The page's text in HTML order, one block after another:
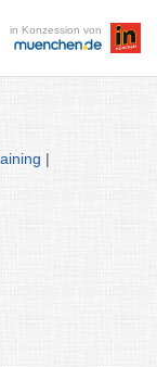
in Konzession von
|